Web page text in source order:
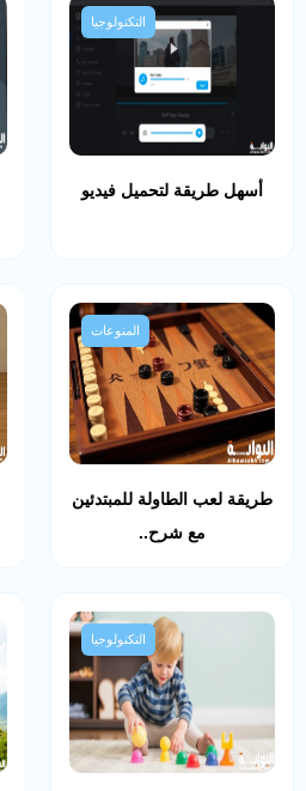
التكنولوجيا
أسهل طريقة لتحميل فيديو
المنوعات
طريقة لعب الطاولة للمبتدئين
مع شرح..
التكنولوجيا